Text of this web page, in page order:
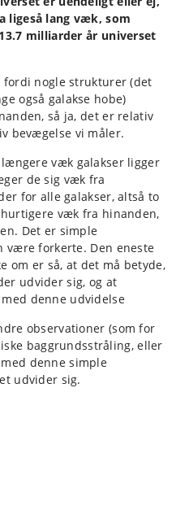
ligeså lang væk, som
milliarder år universet
fordi nogle strukturer (det
også galakse hobe)
så ja, det er relativ
bevægelse vi måler.
væk galakser ligger
de sig væk fra
for alle galakser, altså to
væk fra hinanden,
Det er simple
være forkerte. Den eneste
om er så, at det må betyde,
udvider sig, og at
denne udvidelse
observationer (som for
baggrundsstråling, eller
denne simple
udvider sig.